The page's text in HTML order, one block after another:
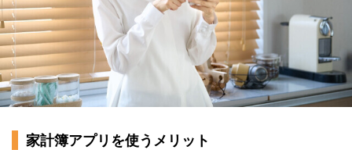
家計簿アプリを使うメリット